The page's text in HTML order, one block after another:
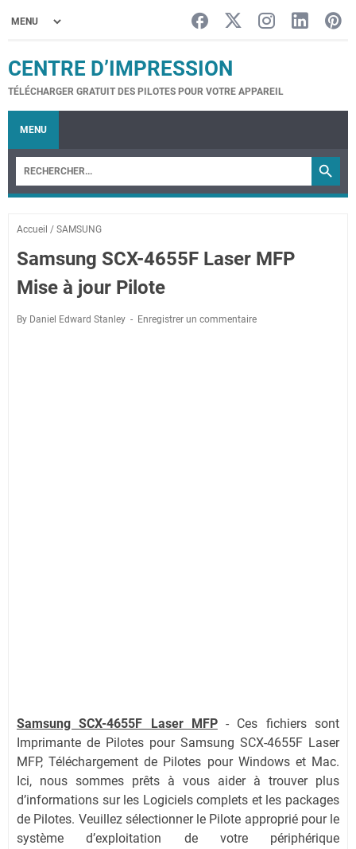
CENTRE D’IMPRESSION
TÉLÉCHARGER GRATUIT DES PILOTES POUR VOTRE APPAREIL
MENU
Accueil / SAMSUNG
Samsung SCX-4655F Laser MFP
Mise à jour Pilote
By Daniel Edward Stanley Enregistrer un commentaire
Samsung SCX-4655F Laser MFP - Ces fichiers sont
Imprimante de Pilotes pour Samsung SCX-4655F Laser
MFP, Téléchargement de Pilotes pour Windows et Mac.
Ici, nous sommes prêts à vous aider à trouver plus
d’informations sur les Logiciels complets et les packages
de Pilotes. Veuillez sélectionner le Pilote approprié pour le
système d’exploitation de votre périphérique